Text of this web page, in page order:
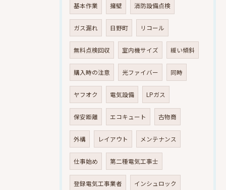
基本作業 擁壁 消防設備点検
ガス漏れ 日野町 リコール
無料点検回収 室内機サイズ 緩い傾斜
購入時の注意 光ファイバー 同時
ヤフオク 電気設備 LPガス
保安距離 エコキュート 古物商
外構 レイアウト メンテナンス
仕事始め 第二種電気工事士
登録電気工事業者 インシュロック